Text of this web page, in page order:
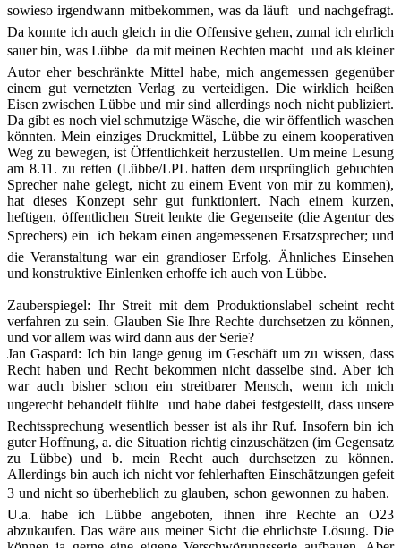
sowieso irgendwann mitbekommen, was da läuft  und nachgefragt.
Da konnte ich auch gleich in die Offensive gehen, zumal ich ehrlich
sauer bin, was Lübbe da mit meinen Rechten macht  und als kleiner
Autor eher beschränkte Mittel habe, mich angemessen gegenüber
einem gut vernetzten Verlag zu verteidigen. Die wirklich heißen
Eisen zwischen Lübbe und mir sind allerdings noch nicht publiziert.
Da gibt es noch viel schmutzige Wäsche, die wir öffentlich waschen
könnten. Mein einziges Druckmittel, Lübbe zu einem kooperativen
Weg zu bewegen, ist Öffentlichkeit herzustellen. Um meine Lesung
am 8.11. zu retten (Lübbe/LPL hatten dem ursprünglich gebuchten
Sprecher nahe gelegt, nicht zu einem Event von mir zu kommen),
hat dieses Konzept sehr gut funktioniert. Nach einem kurzen,
heftigen, öffentlichen Streit lenkte die Gegenseite (die Agentur des
Sprechers) ein  ich bekam einen angemessenen Ersatzsprecher; und
die Veranstaltung war ein grandioser Erfolg. Ähnliches Einsehen
und konstruktive Einlenken erhoffe ich auch von Lübbe.
Zauberspiegel: Ihr Streit mit dem Produktionslabel scheint recht
verfahren zu sein. Glauben Sie Ihre Rechte durchsetzen zu können,
und vor allem was wird dann aus der Serie?
Jan Gaspard: Ich bin lange genug im Geschäft um zu wissen, dass
Recht haben und Recht bekommen nicht dasselbe sind. Aber ich
war auch bisher schon ein streitbarer Mensch, wenn ich mich
ungerecht behandelt fühlte  und habe dabei festgestellt, dass unsere
Rechtssprechung wesentlich besser ist als ihr Ruf. Insofern bin ich
guter Hoffnung, a. die Situation richtig einzuschätzen (im Gegensatz
zu Lübbe) und b. mein Recht auch durchsetzen zu können.
Allerdings bin auch ich nicht vor fehlerhaften Einschätzungen gefeit
3 und nicht so überheblich zu glauben, schon gewonnen zu haben. 
U.a. habe ich Lübbe angeboten, ihnen ihre Rechte an O23
abzukaufen. Das wäre aus meiner Sicht die ehrlichste Lösung. Die